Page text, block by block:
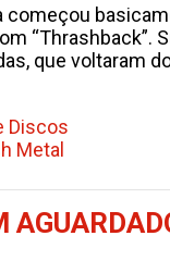
que voltaram
Discos
Metal